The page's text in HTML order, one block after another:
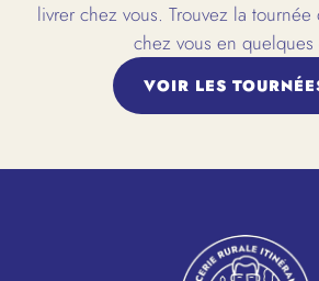
livrer chez vous. Trouvez la
chez vous en quelques
VOIR LES